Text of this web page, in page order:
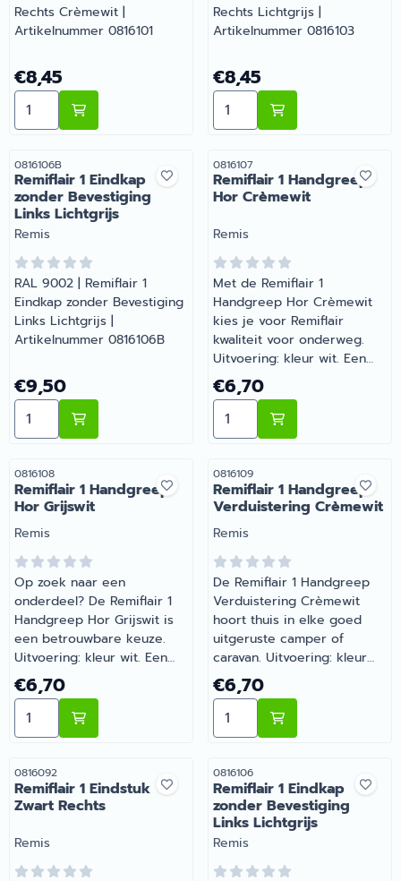
Rechts Crèmewit |
Artikelnummer 0816101
Prijs: 8,45
€8,45
Aantal kiezen voor Remiflair 1 Eindkap met
Rechts Lichtgrijs |
Artikelnummer 0816103
Prijs: 8,45
€8,45
Aantal kiezen voor
Artikelnummer
0816106B
Remiflair 1 Eindkap
zonder Bevestiging
Links Lichtgrijs
Merk:
Remis
RAL 9002 | Remiflair 1
Eindkap zonder Bevestiging
Links Lichtgrijs |
Artikelnummer 0816106B
Prijs: 9,50
€9,50
Aantal kiezen voor Remiflair 1 Eindkap zonder
Artikelnummer
0816107
Remiflair 1 Handgreep
Hor Crèmewit
Merk:
Remis
Met de Remiflair 1
Handgreep Hor Crèmewit
kies je voor Remiflair
kwaliteit voor onderweg.
Uitvoering: kleur wit. Een
slimme aanvulling op de
uitrusting van je camper of
caravan. Barsema Recreatie
levert camper-, caravan- en
deskundig advies.
Prijs: 6,70
€6,70
Aantal kiezen voor
Artikelnummer
0816108
Remiflair 1 Handgreep
Hor Grijswit
Merk:
Remis
Op zoek naar een
onderdeel? De Remiflair 1
Handgreep Hor Grijswit is
een betrouwbare keuze.
Uitvoering: kleur wit. Een
slimme aanvulling op de
uitrusting van je camper of
caravan. Bestel dit
onderdeel eenvoudig online
recreatiespecialist.
Prijs: 6,70
€6,70
Aantal kiezen voor Remiflair 1 Handgreep Hor Grijswit
Artikelnummer
0816109
Remiflair 1 Handgreep
Verduistering Crèmewit
Merk:
Remis
De Remiflair 1 Handgreep
Verduistering Crèmewit
hoort thuis in elke goed
uitgeruste camper of
caravan. Uitvoering: kleur
wit. Gemaakt voor dagelijks
gebruik tijdens je vakanties
en weekendtrips. Heb je
vragen over de juiste
denkt graag met je mee.
Prijs: 6,70
€6,70
Aantal kiezen voor
Artikelnummer
0816092
Remiflair 1 Eindstuk
Zwart Rechts
Merk:
Remis
Artikelnummer
0816106
Remiflair 1 Eindkap
zonder Bevestiging
Links Lichtgrijs
Merk:
Remis